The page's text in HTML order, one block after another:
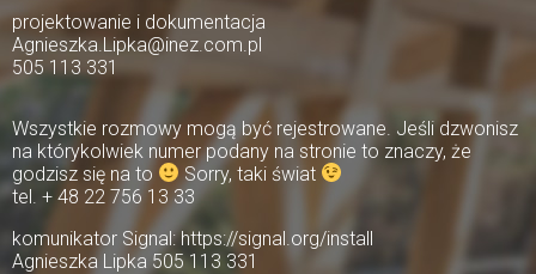
projektowanie i dokumentacja
Agnieszka.Lipka@inez.com.pl
505 113 331
Wszystkie rozmowy mogą być rejestrowane. Jeśli dzwonisz
na którykolwiek numer podany na stronie to znaczy, że
godzisz się na to
Sorry, taki świat
tel. + 48 22 756 13 33
komunikator Signal: https://signal.org/install
Agnieszka Lipka 505 113 331